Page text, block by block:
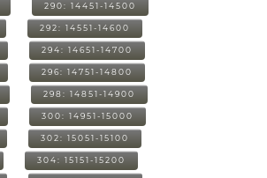
290: 14451-14500
292: 14551-14600
294: 14651-14700
296: 14751-14800
298: 14851-14900
300: 14951-15000
302: 15051-15100
304: 15151-15200